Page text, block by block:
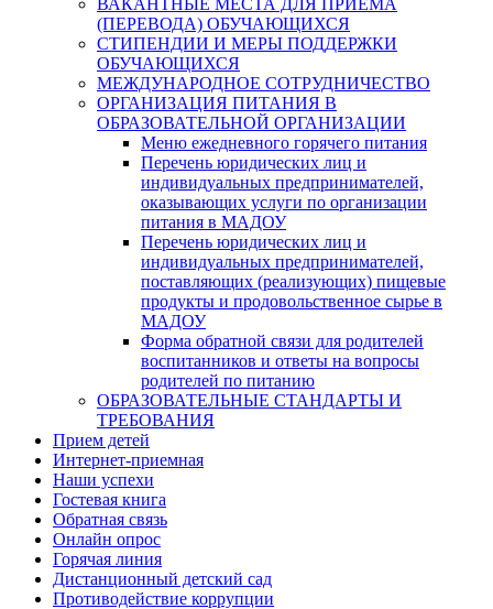
(ПЕРЕВОДА) ОБУЧАЮЩИХСЯ
СТИПЕНДИИ И МЕРЫ ПОДДЕРЖКИ
ОБУЧАЮЩИХСЯ
МЕЖДУНАРОДНОЕ СОТРУДНИЧЕСТВО
ОРГАНИЗАЦИЯ ПИТАНИЯ В
ОБРАЗОВАТЕЛЬНОЙ ОРГАНИЗАЦИИ
Меню ежедневного горячего питания
Перечень юридических лиц и
индивидуальных предпринимателей,
оказывающих услуги по организации
питания в МАДОУ
Перечень юридических лиц и
индивидуальных предпринимателей,
поставляющих (реализующих) пищевые
продукты и продовольственное сырье в
МАДОУ
Форма обратной связи для родителей
воспитанников и ответы на вопросы
родителей по питанию
ОБРАЗОВАТЕЛЬНЫЕ СТАНДАРТЫ И
ТРЕБОВАНИЯ
Прием детей
Интернет-приемная
Наши успехи
Гостевая книга
Обратная связь
Онлайн опрос
Горячая линия
Дистанционный детский сад
Противодействие коррупции